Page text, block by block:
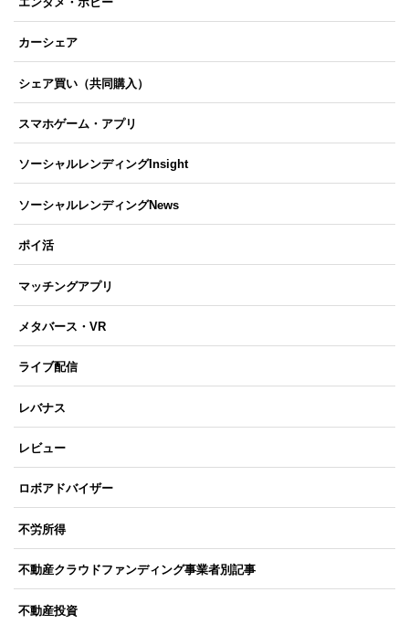
カーシェア
シェア買い（共同購入）
スマホゲーム・アプリ
ソーシャルレンディングInsight
ソーシャルレンディングNews
ポイ活
マッチングアプリ
メタバース・VR
ライブ配信
レバナス
レビュー
ロボアドバイザー
不労所得
不動産クラウドファンディング事業者別記事
不動産投資